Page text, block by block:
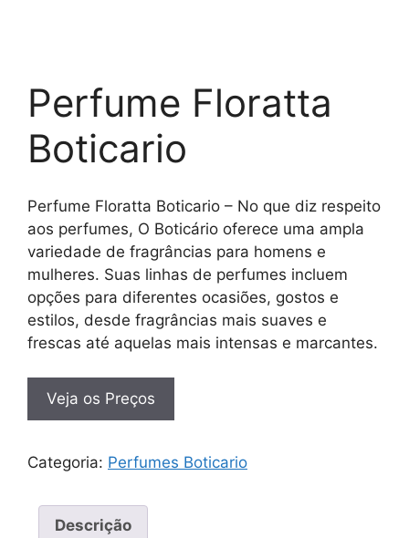
Perfume Floratta
Boticario
Perfume Floratta Boticario – No que diz respeito
aos perfumes, O Boticário oferece uma ampla
variedade de fragrâncias para homens e
mulheres. Suas linhas de perfumes incluem
opções para diferentes ocasiões, gostos e
estilos, desde fragrâncias mais suaves e
frescas até aquelas mais intensas e marcantes.
Veja os Preços
Categoria: Perfumes Boticario
Descrição